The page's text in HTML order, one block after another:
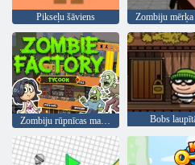
Pikseļu šāviens Zombiju mērķa
Bobs